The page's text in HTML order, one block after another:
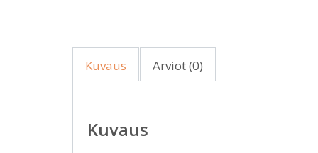
Kuvaus Arviot (0)
Kuvaus